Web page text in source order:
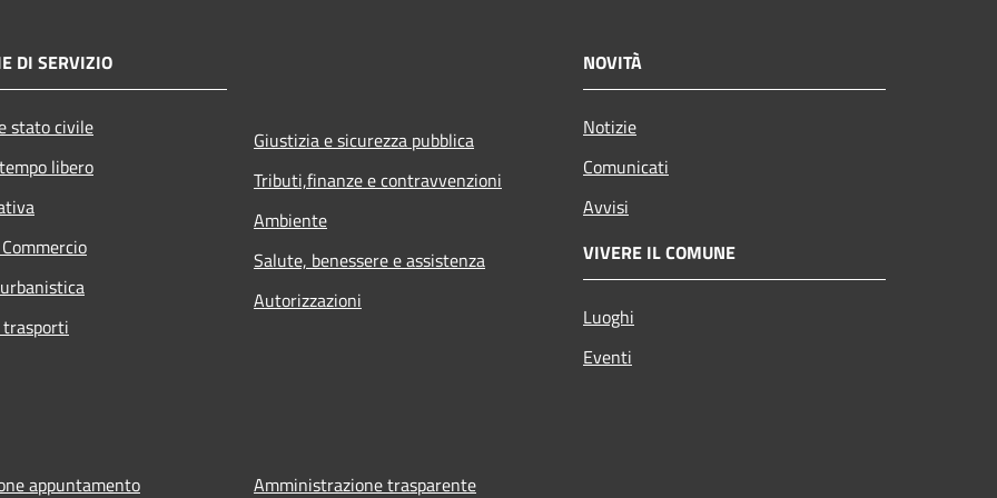
DI SERVIZIO
stato civile
libero
Giustizia e sicurezza pubblica
Tributi,finanze e contravvenzioni
Ambiente
Salute, benessere e assistenza
Autorizzazioni
NOVITÀ
Notizie
Comunicati
Avvisi
VIVERE IL COMUNE
Luoghi
Eventi
appuntamento Amministrazione trasparente